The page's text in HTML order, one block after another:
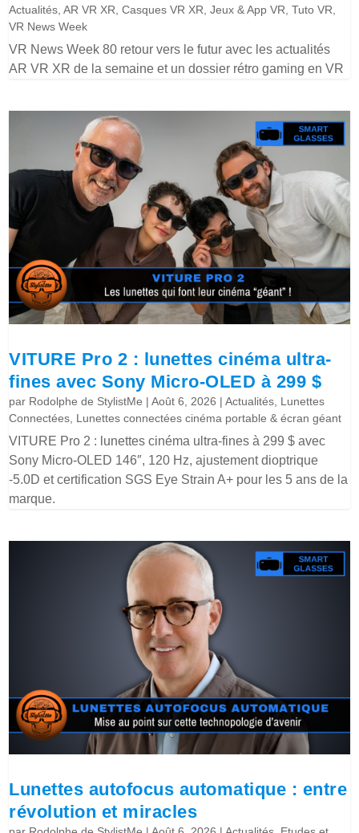
Actualités ,AR VR XR ,Casques VR XR ,Jeux & App VR ,Tuto VR
VR News Week
VR News Week 80 retour vers le futur avec les actualités
AR VR XR de la semaine et un dossier rétro gaming en VR
VITURE Pro 2 : lunettes cinéma ultra-
fines avec Sony Micro-OLED à 299 $
par Rodolphe de StylistMe |Août 6, 2026 |Actualités Lunettes
Connectées Lunettes connectées cinéma portable & écran géant
VITURE Pro 2 : lunettes cinéma ultra-fines à 299 $ avec
Sony Micro-OLED 146″, 120 Hz, ajustement dioptrique
-5.0D et certification SGS Eye Strain A+ pour les 5 ans de la
marque.
Lunettes autofocus automatique : entre
révolution et miracles